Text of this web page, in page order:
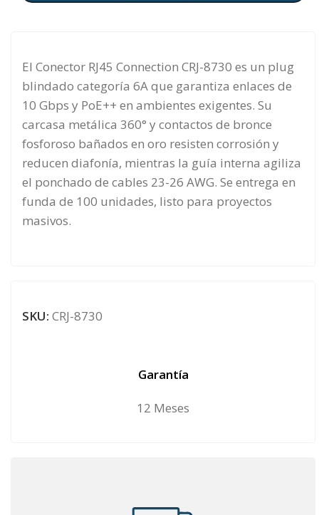
El Conector RJ45 Connection CRJ-8730 es un plug
blindado categoría 6A que garantiza enlaces de
10 Gbps y PoE++ en ambientes exigentes. Su
carcasa metálica 360° y contactos de bronce
fosforoso bañados en oro resisten corrosión y
reducen diafonía, mientras la guía interna agiliza
el ponchado de cables 23-26 AWG. Se entrega en
funda de 100 unidades, listo para proyectos
masivos.
SKU: CRJ-8730
Garantía
12 Meses